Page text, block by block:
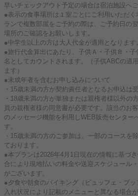
早いチェックアウト予定の場合は宿泊施設へご
●表示の食事場所は１室ごとにご利用いただ
ランで複数部屋をご予約の際は、ご予約日の
場所のご確認をお願いします。
●中学生以上の方は大人代金が適用となります
●旅行代金算出にあたり、子供Ａ・子供Ｂ・
名としてカウントされます。（子供ABCの適
ます）
●未成年者を含むお申し込みについて
・15歳未満の方が契約責任者となるお申込は
・18歳未満の方が単独または親権者様以外の
員の親権者様の同意書が必要です。該当のお
のメッセージ機能を利用しWEB販売センター
す。
・15歳未満の方のご参加は、一部のコースを
ております。
●本プランは2026年4月1日現在の情報に基づ
合により現地払いの料金や送迎スケジュール
がございます。
●夕食や朝食のバイキング（ビュッフェ・ブ
入れ状況により記載のメニューと異なる場合が